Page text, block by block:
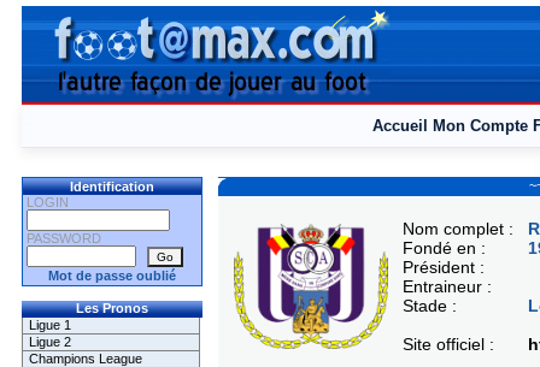
Accueil Mon Compte
Identification
LOGIN
PASSWORD
Mot de passe oublié
Les Pronos
Ligue 1
Ligue 2
Champions League
Nom complet :
Fondé en :
Président :
Entraineur :
Stade :
Site officiel :